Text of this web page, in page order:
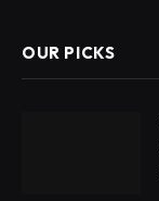
OUR PICKS